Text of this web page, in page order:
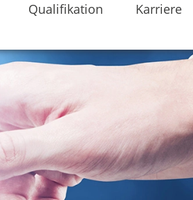
Qualifikation Karriere